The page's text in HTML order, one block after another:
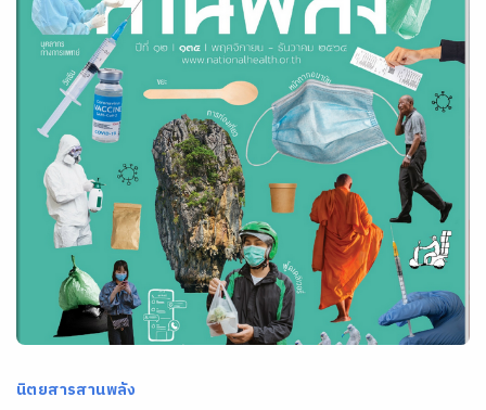
นิตยสารสานพลัง